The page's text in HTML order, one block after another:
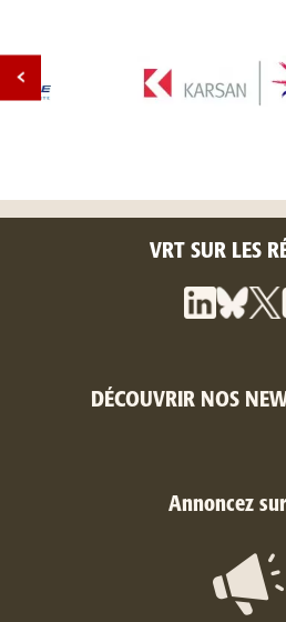
VRT SUR LES
DÉCOUVRIR NOS
Annoncez